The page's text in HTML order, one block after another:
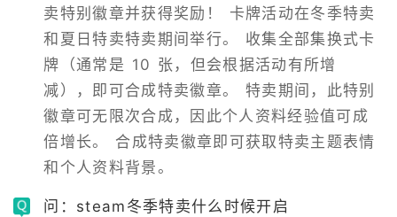
卖特别徽章并获得奖励！ 卡牌活动在冬季特卖
和夏日特卖特卖期间举行。 收集全部集换式卡
牌（通常是 10 张，但会根据活动有所增
减），即可合成特卖徽章。 特卖期间，此特别
徽章可无限次合成，因此个人资料经验值可成
倍增长。 合成特卖徽章即可获取特卖主题表情
和个人资料背景。
问：steam冬季特卖什么时候开启